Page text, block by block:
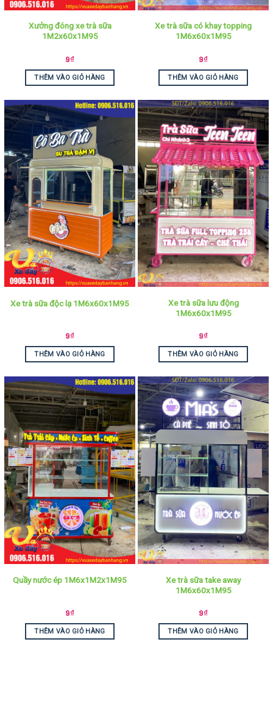
Xưởng đóng xe trà sữa
1M2x60x1M95
9₫
THÊM VÀO GIỎ HÀNG
Xe trà sữa có khay topping
1M6x60x1M95
9₫
THÊM VÀO GIỎ HÀNG
Xe trà sữa độc lạ 1M6x60x1M95
9₫
THÊM VÀO GIỎ HÀNG
Xe trà sữa lưu động
1M6x60x1M95
9₫
THÊM VÀO GIỎ HÀNG
Quầy nước ép 1M6x1M2x1M95
9₫
THÊM VÀO GIỎ HÀNG
Xe trà sữa take away
1M6x60x1M95
9₫
THÊM VÀO GIỎ HÀNG